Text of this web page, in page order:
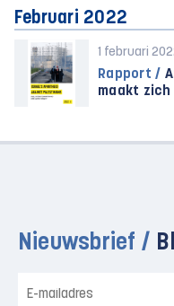
Februari 2022
1 februari
Rapport /
maakt
Nieuwsbrief /
mailadres